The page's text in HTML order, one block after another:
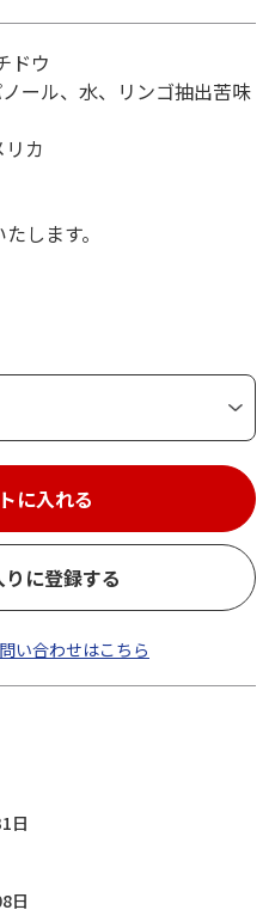
ドウ
ール、水、リンゴ抽出苦味
リカ
します。
に入れる
に登録する
い合わせはこちら
日
日